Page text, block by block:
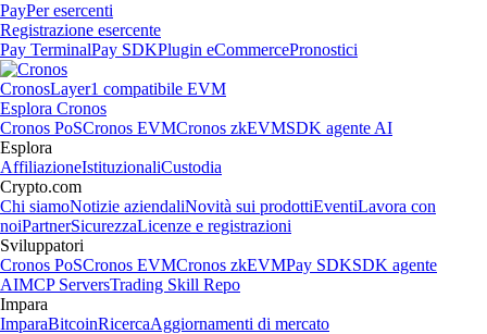
PayPer esercenti
Registrazione esercente
Pay TerminalPay SDKPlugin eCommercePronostici
CronosLayer1 compatibile EVM
Esplora Cronos
Cronos PoSCronos EVMCronos zkEVMSDK agente AI
Esplora
AffiliazioneIstituzionaliCustodia
Crypto.com
Chi siamoNotizie aziendaliNovità sui prodottiEventiLavora con
noiPartnerSicurezzaLicenze e registrazioni
Sviluppatori
Cronos PoSCronos EVMCronos zkEVMPay SDKSDK agente
AIMCP ServersTrading Skill Repo
Impara
ImparaBitcoinRicercaAggiornamenti di mercato